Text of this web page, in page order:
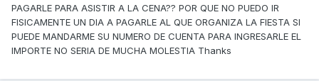
PAGARLE PARA ASISTIR A LA CENA?? POR QUE NO PUEDO IR
FISICAMENTE UN DIA A PAGARLE AL QUE ORGANIZA LA FIESTA SI
PUEDE MANDARME SU NUMERO DE CUENTA PARA INGRESARLE EL
IMPORTE NO SERIA DE MUCHA MOLESTIA Thanks